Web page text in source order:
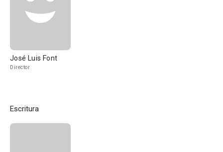
José Luis Font
Director
Escritura